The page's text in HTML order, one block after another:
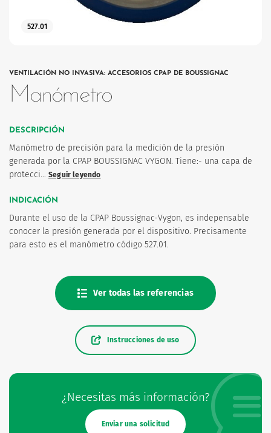
527.01
VENTILACIÓN NO INVASIVA: ACCESORIOS CPAP DE BOUSSIGNAC
Manómetro
DESCRIPCIÓN
Manómetro de precisión para la medición de la presión
generada por la CPAP BOUSSIGNAC VYGON. Tiene:- una capa de
protecci… Seguir leyendo
INDICACIÓN
Durante el uso de la CPAP Boussignac-Vygon, es indepensable
conocer la presión generada por el dispositivo. Precisamente
para esto es el manómetro código 527.01.
Ver todas las referencias
¿Necesitas más información?
Enviar una solicitud
Instrucciones de uso